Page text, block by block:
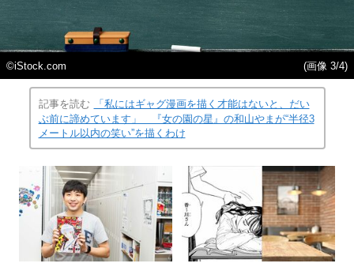
©️iStock.com (画像 3/4)
記事を読む
「私にはギャグ漫画を描く才能はないと、だい
ぶ前に諦めています」 『女の園の星』の和山やまが“半径3
メートル以内の笑い”を描くわけ